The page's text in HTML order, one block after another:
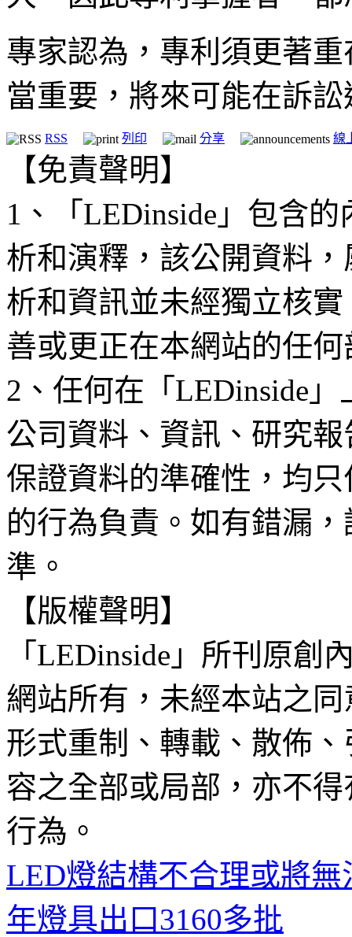
專家認為，專利須更著
當重要，將來可能在訴
RSS 列印 分享 線
【免責聲明】
1、「LEDinside」包含
析和演釋，該公開資料
析和資訊並未經獨立核
善或更正在本網站的任
2、任何在「LEDinside
公司資料、資訊、研究
保證資料的準確性，均
的行為負責。如有錯漏
準。
【版權聲明】
「LEDinside」所刊原創
網站所有，未經本站之
形式重制、轉載、散佈
容之全部或局部，亦不
行為。
LED燈結構不合理或將無
年燈具出口3160多批